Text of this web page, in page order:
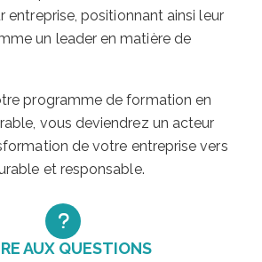
entreprise, positionnant ainsi leur
un leader en matière de
programme de formation en
vous deviendrez un acteur
de votre entreprise vers
et responsable.
AUX QUESTIONS